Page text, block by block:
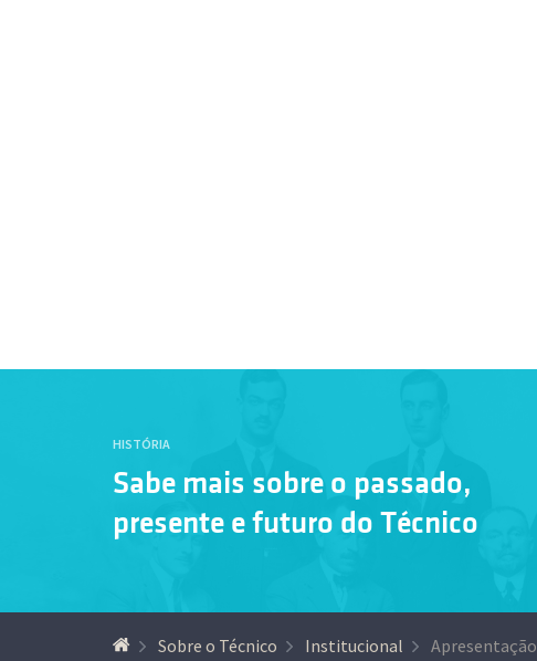
HISTÓRIA
Sabe mais sobre o passado,
presente e futuro do Técnico
Sobre o Técnico Institucional Apresentação